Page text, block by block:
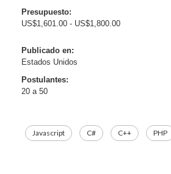
responsive.
* Mejora de la experiencia de ...
Presupuesto:
US$1,601.00 - US$1,800.00
Publicado en:
Estados Unidos
Postulantes:
20 a 50
Javascript C# C++ PHP